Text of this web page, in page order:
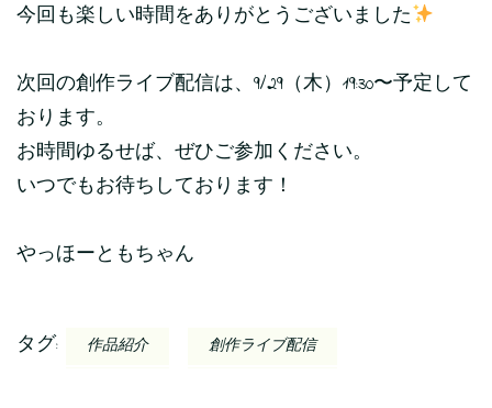
今回も楽しい時間をありがとうございました
次回の創作ライブ配信は、9/29（木）19:30〜予定して
おります。
お時間ゆるせば、ぜひご参加ください。
いつでもお待ちしております！
やっほーともちゃん
タグ: 作品紹介 創作ライブ配信